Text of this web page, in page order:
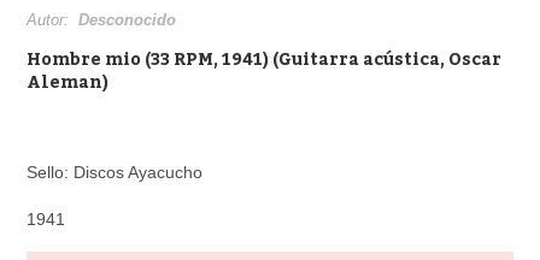
Biblioteca
Autor:Desconocido
Hombre mio (33 RPM, 1941) (Guitarra acústica, Oscar
Aleman)
Sello: Discos Ayacucho
1941